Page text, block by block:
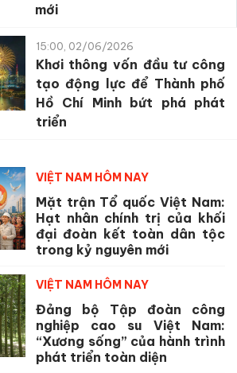
mới
15:00, 02/06/2026
Khơi thông vốn đầu tư công
tạo động lực để Thành phố
Hồ Chí Minh bứt phá phát
triển
VIỆT NAM HÔM NAY
Mặt trận Tổ quốc Việt Nam:
Hạt nhân chính trị của khối
đại đoàn kết toàn dân tộc
trong kỷ nguyên mới
VIỆT NAM HÔM NAY
Đảng bộ Tập đoàn công
nghiệp cao su Việt Nam:
“Xương sống” của hành trình
phát triển toàn diện